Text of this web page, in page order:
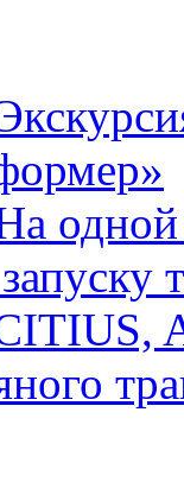
одной